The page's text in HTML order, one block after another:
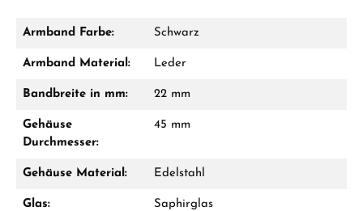
Ab 1.000 € Bestellwert erhalten Sie ein
Geschenk im Warenkorb.
GESCHENKE ANSEHEN
Armband Farbe: Schwarz
Armband Material: Leder
Bandbreite in mm: 22 mm
Gehäuse
Durchmesser:
45 mm
Gehäuse Material: Edelstahl
Glas: Saphirglas